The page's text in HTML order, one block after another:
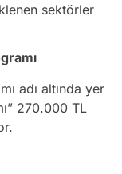
sektörler
adı altında yer
270.000 TL